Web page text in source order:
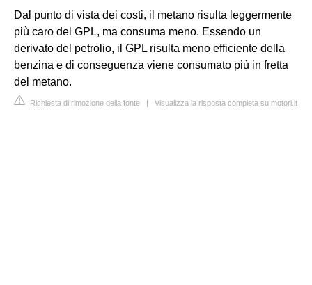
Dal punto di vista dei costi, il metano risulta leggermente
più caro del GPL, ma consuma meno. Essendo un
derivato del petrolio, il GPL risulta meno efficiente della
benzina e di conseguenza viene consumato più in fretta
del metano.
Richiesta di rimozione della fonte | Visualizza la risposta completa su motori.it